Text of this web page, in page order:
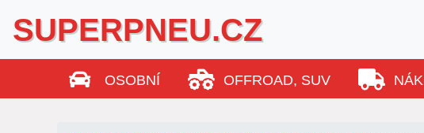
SUPERPNEU.CZ
OSOBNÍ OFFROAD, SUV